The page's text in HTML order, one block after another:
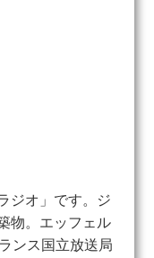
ジオ」です。ジ
物。エッフェル
ンス国立放送局